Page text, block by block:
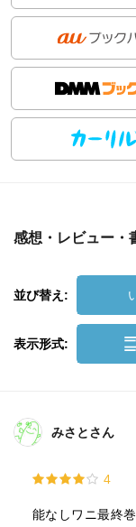
感想・レビュー・
並び替え:
表示形式:
みさとさん
4
能なしワニ最終